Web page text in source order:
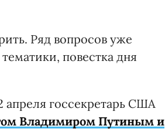
Ряд вопросов уже
повестка дня
госсекретарь США
Владимиром Путиным и